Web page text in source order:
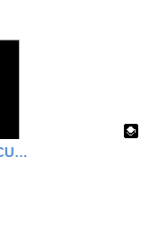
BASE AÉREA DE GETAFE. CUARTO DE PRIMARIA. OCTAVA PARTE.